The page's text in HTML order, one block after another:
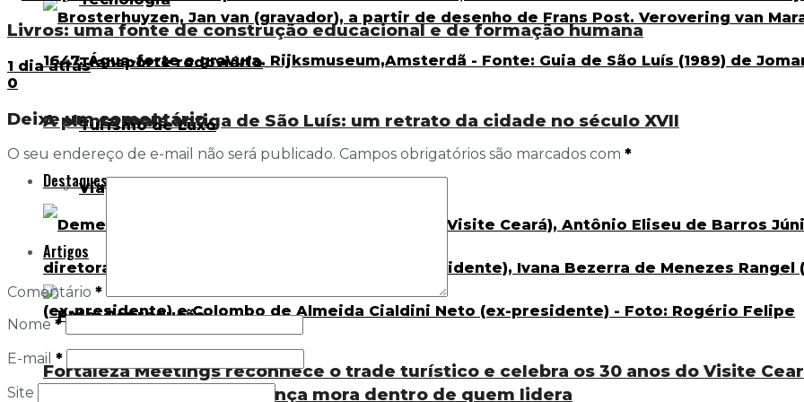
A planta mais antiga de São Luís: um retrato da cidade no século XVII
Destaques
Fortaleza Meetings reconhece o trade turístico e celebra os 30 anos do Visite
Transporte rodoviário
Turismo de Luxo
Viagem
Artigos
O maior desafio da liderança mora dentro de quem lidera
Livros: uma fonte de construção educacional e de formação humana
1 dia atrás
0
Deixe um comentário
O seu endereço de e-mail não será publicado. Campos obrigatórios são marcados com *
Comentário *
Nome *
E-mail *
Site